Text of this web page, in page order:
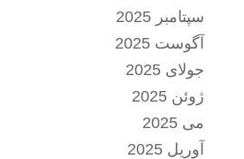
سپتامبر 2025
آگوست 2025
جولای 2025
ژوئن 2025
می 2025
آوریل 2025